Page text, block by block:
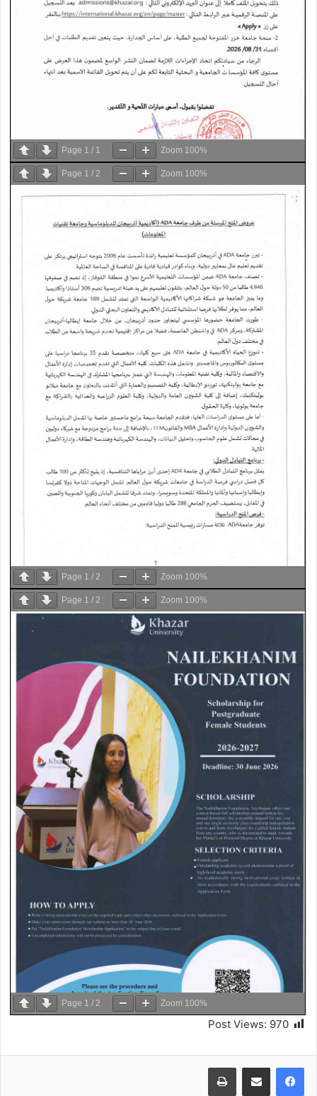
Page 1 / 1 Zoom 100%
Page 1 / 2 Zoom 100%
Page 1 / 2 Zoom 100%
Page 1 / 2 Zoom 100%
Page 1 / 2 Zoom 100%
Post Views: 970
طباعة